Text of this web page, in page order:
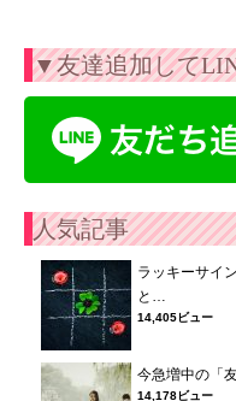
▼友達追加して
人気記事
ラッキーサイ
と…
14,405ビュー
今急増中の「
14,178ビュー